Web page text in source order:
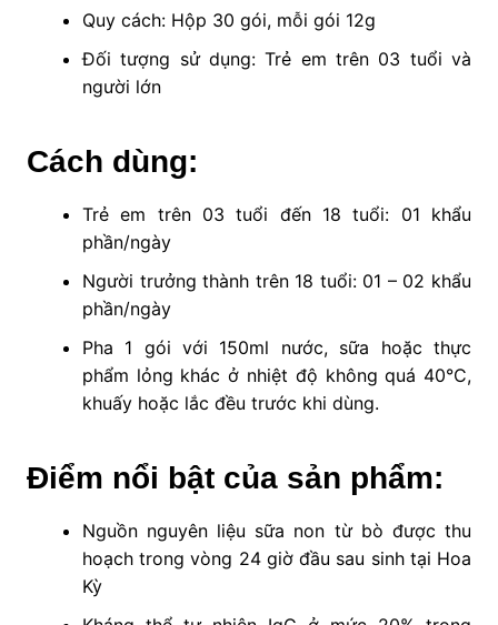
Quy cách: Hộp 30 gói, mỗi gói 12g
Đối tượng sử dụng: Trẻ em trên 03 tuổi và
người lớn
Cách dùng:
Trẻ em trên 03 tuổi đến 18 tuổi: 01 khẩu
phần/ngày
Người trưởng thành trên 18 tuổi: 01 – 02 khẩu
phần/ngày
Pha 1 gói với 150ml nước, sữa hoặc thực
phẩm lỏng khác ở nhiệt độ không quá 40°C,
khuấy hoặc lắc đều trước khi dùng.
Điểm nổi bật của sản phẩm:
Nguồn nguyên liệu sữa non từ bò được thu
hoạch trong vòng 24 giờ đầu sau sinh tại Hoa
Kỳ